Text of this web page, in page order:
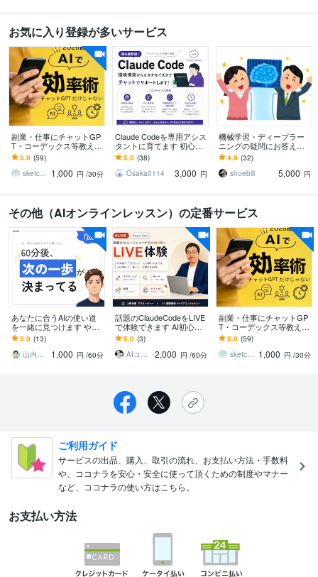
お気に入り登録が多いサービス
副業・仕事にチャットGP
T・コーデックス等教えま
す SNS自動可・業務効率
・制作など Codex他の厳
選AI
5.0 (59)
sketchnews 1,000 円 /30分
Claude Codeを専用アシス
タントに育てます 初心者
大歓迎！環境構築や用途
に合うルール・スキルを
作成します
5.0 (38)
Osaka0114
3,000 円
機械学習・ディープラー
ニングの疑問にお答えし
ます 京都大学で博士号取
得後、アメリカ研究者経
験者がお手伝い
4.9 (32)
shoebill
5,000 円
その他（AIオンラインレッスン）の定番サービス
あなたに合うAIの使い道
を一緒に見つけます やり
たいことが曖昧でも大丈
夫｜話を聞ける現役エン
ジニア
5.0 (13)
山内｜考えを整理する現役エンジニア
1,000 円 /60分
話題のClaudeCodeをLIVE
で体験できます AI初心者
歓迎、難しい設定なし、
見て、聞いて、わかる60
分
5.0 (3)
AIコーチング くろこらぼ
2,000 円 /60分
副業・仕事にチャットGP
T・コーデックス等教えま
す SNS自動可・業務効率
・制作など Codex他の厳
選AI
5.0 (59)
sketchnews 1,000 円 /30分
ご利用ガイド
サービスの出品、購入、取引の流れ、お支払い方法・手数料
や、ココナラを安心・安全に使って頂くための制度やマナー
など、ココナラの使い方はこちら。
お支払い方法